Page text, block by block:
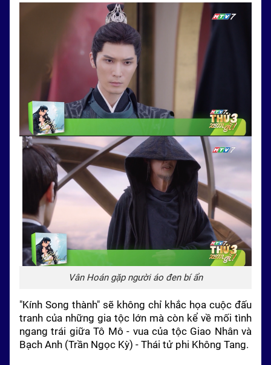
Vân Hoán gặp người áo đen bí ẩn
"Kính Song thành" sẽ không chỉ khắc họa cuộc đấu
tranh của những gia tộc lớn mà còn kể về mối tình
ngang trái giữa Tô Mô - vua của tộc Giao Nhân và
Bạch Anh (Trần Ngọc Kỳ) - Thái tử phi Không Tang.